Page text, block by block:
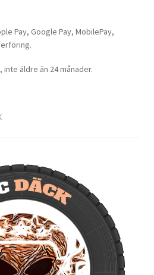
Pay, Google Pay, MobilePay,
äldre än 24 månader.